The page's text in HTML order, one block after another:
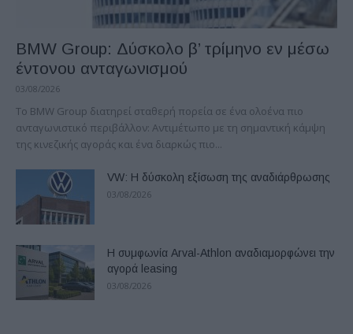
BMW Group: Δύσκολο β’ τρίμηνο εν μέσω
έντονου ανταγωνισμού
03/08/2026
Το BMW Group διατηρεί σταθερή πορεία σε ένα ολοένα πιο
ανταγωνιστικό περιβάλλον: Αντιμέτωπο με τη σημαντική κάμψη
της κινεζικής αγοράς και ένα διαρκώς πιο...
VW: Η δύσκολη εξίσωση της αναδιάρθρωσης
03/08/2026
Η συμφωνία Arval-Athlon αναδιαμορφώνει την
αγορά leasing
03/08/2026